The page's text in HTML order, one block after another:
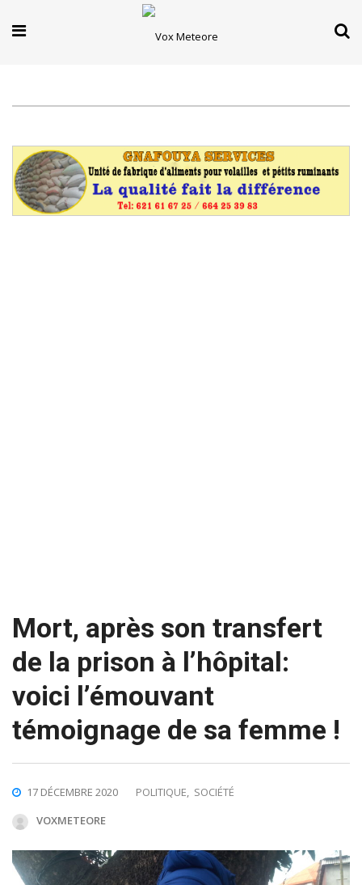
Mort, après son transfert
de la prison à l’hôpital:
voici l’émouvant
témoignage de sa femme !
17 DÉCEMBRE 2020 POLITIQUE, SOCIÉTÉ
VOXMETEORE